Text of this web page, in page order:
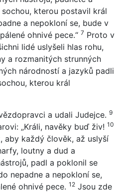
kterou postavil král
a nepokloní se, bude v
ohnivé pece.“ 7 Proto v
lidé uslyšeli hlas rohu,
a rozmanitých strunných
národností a jazyků padli
kterou král
a udali Judejce. 9
„Králi, navěky buď živ! 10
aby každý člověk, až uslyší
loutny a dud a
padl a poklonil se
nepadne a nepokloní se,
ohnivé pece. 12 Jsou zde